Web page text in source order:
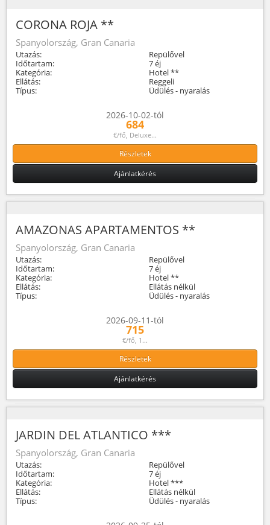
CORONA ROJA **
Spanyolország, Gran Canaria
Utazás:
Repülővel
Időtartam:
7 éj
Kategória:
Hotel **
Ellátás:
Reggeli
Típus:
Üdülés - nyaralás
2026-10-02-tól
684
€/fő, Deluxe...
Részletek
Ajánlatkérés
AMAZONAS APARTAMENTOS **
Spanyolország, Gran Canaria
Utazás:
Repülővel
Időtartam:
7 éj
Kategória:
Hotel **
Ellátás:
Ellátás nélkül
Típus:
Üdülés - nyaralás
2026-09-11-tól
715
€/fő, 1...
Részletek
Ajánlatkérés
JARDIN DEL ATLANTICO ***
Spanyolország, Gran Canaria
Utazás:
Repülővel
Időtartam:
7 éj
Kategória:
Hotel ***
Ellátás:
Ellátás nélkül
Típus:
Üdülés - nyaralás